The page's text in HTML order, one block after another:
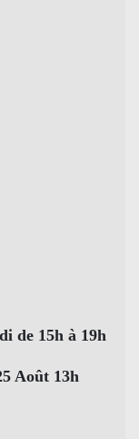
de 15h à 19h
Août 13h